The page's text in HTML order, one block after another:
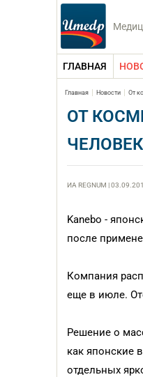
ГЛАВНАЯ
Главная Новости От
ОТ
ЧЕЛОВЕК
ИА REGNUM |
Kanebo -
после
Компания
еще в июле.
Решение о
как японские
отдельных